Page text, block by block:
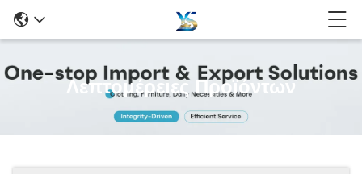
Λεπτομέρειες Προϊόντων